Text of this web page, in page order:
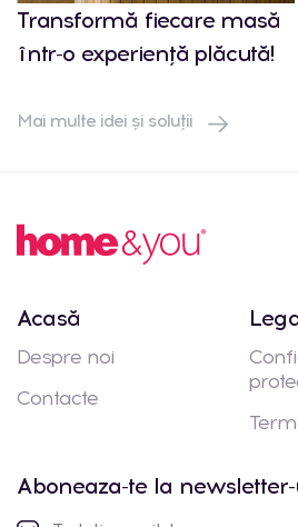
Transformă fiecare masă
într-o experiență plăcută!
Mai multe idei și soluții
Acasă
Despre noi
Contacte
Aboneaza-te la